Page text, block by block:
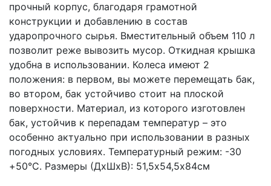
прочный корпус, благодаря грамотной
конструкции и добавлению в состав
ударопрочного сырья. Вместительный объем 110 л
позволит реже вывозить мусор. Откидная крышка
удобна в использовании. Колеса имеют 2
положения: в первом, вы можете перемещать бак,
во втором, бак устойчиво стоит на плоской
поверхности. Материал, из которого изготовлен
бак, устойчив к перепадам температур – это
особенно актуально при использовании в разных
погодных условиях. Температурный режим: -30
+50°С. Размеры (ДхШхВ): 51,5х54,5х84см